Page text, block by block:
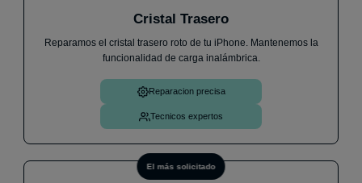
★
He llevado mi móvil un Samsung A33 ya que no me
y en menos de 1h me lo has cambiado y ya
funciona perfectamente. Sin dudas cuando me pase
algo, volveré.
Cristal Trasero
Reparamos el cristal trasero roto de tu iPhone. Mantenemos la
funcionalidad de carga inalámbrica.
Reparacion precisa
Tecnicos expertos
El más solicitado